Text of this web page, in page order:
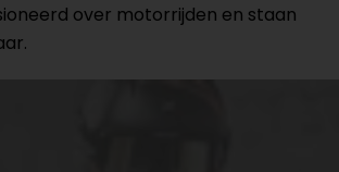
over motorrijden en staan